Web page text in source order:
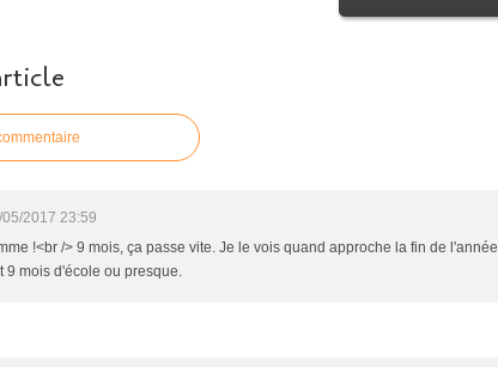
05/2017 23:59
!<br /> 9 mois, ça passe vite. Je le vois quand approche la fin de l'année
9 mois d'école ou presque.